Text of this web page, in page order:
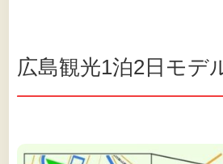
広島観光1泊2日モデ